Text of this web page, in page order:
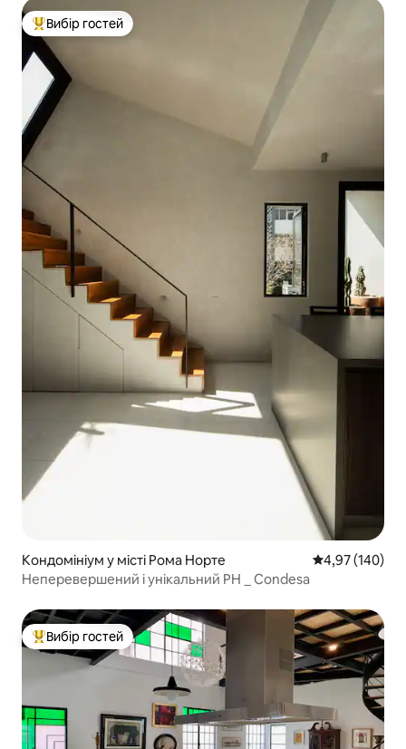
Топ вибір гостей
Вибір гостей
Кондомініум у місті Рома Норте Середня
4,97 (140)
Неперевершений і унікальний PH _ Condesa
Топ вибір гостей
Вибір гостей